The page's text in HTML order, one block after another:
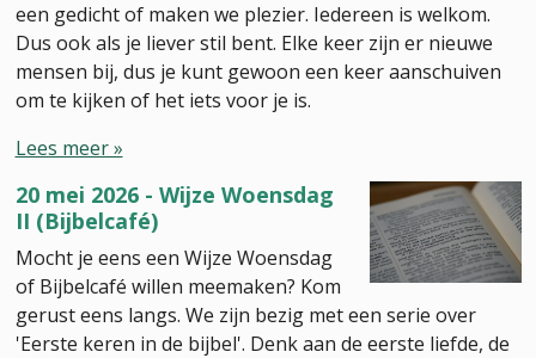
een gedicht of maken we plezier. Iedereen is welkom.
Dus ook als je liever stil bent. Elke keer zijn er nieuwe
mensen bij, dus je kunt gewoon een keer aanschuiven
om te kijken of het iets voor je is.
Lees meer »
20 mei 2026 - Wijze Woensdag
II (Bijbelcafé)
Mocht je eens een Wijze Woensdag
of Bijbelcafé willen meemaken? Kom
gerust eens langs. We zijn bezig met een serie over
'Eerste keren in de bijbel'. Denk aan de eerste liefde, de